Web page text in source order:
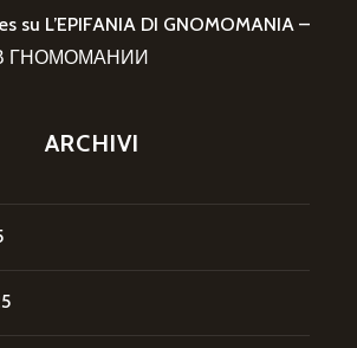
su L’EPIFANIA DI GNOMOMANIA –
ГНОМОМАНИИ
ARCHIVI